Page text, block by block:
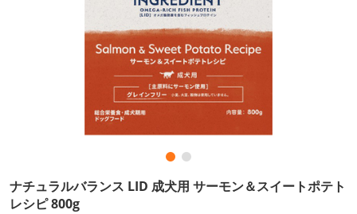
ナチュラルバランス LID 成犬用 サーモン＆スイートポテト
レシピ 800g